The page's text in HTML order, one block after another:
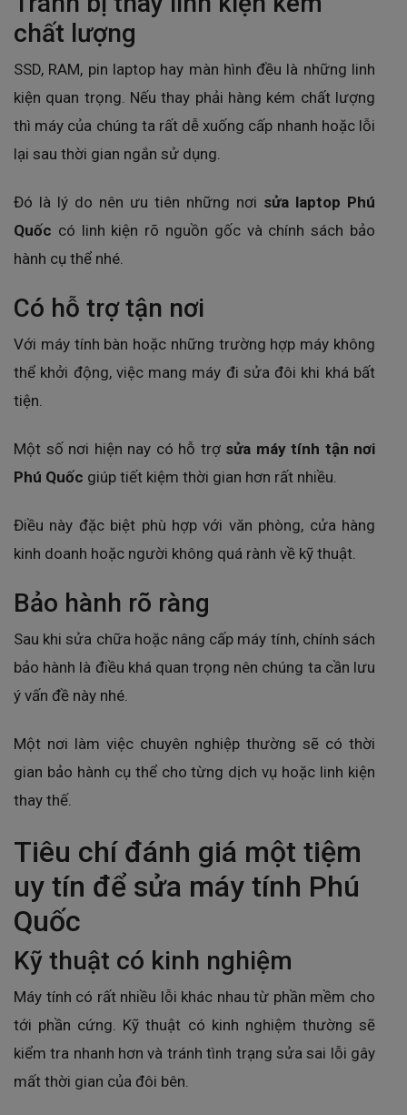
chất lượng
SSD, RAM, pin laptop hay màn hình đều là những linh
kiện quan trọng. Nếu thay phải hàng kém chất lượng
thì máy của chúng ta rất dễ xuống cấp nhanh hoặc lỗi
lại sau thời gian ngắn sử dụng.
Đó là lý do nên ưu tiên những nơi sửa laptop Phú
Quốc có linh kiện rõ nguồn gốc và chính sách bảo
hành cụ thể nhé.
Có hỗ trợ tận nơi
Với máy tính bàn hoặc những trường hợp máy không
thể khởi động, việc mang máy đi sửa đôi khi khá bất
tiện.
Một số nơi hiện nay có hỗ trợ sửa máy tính tận nơi
Phú Quốc giúp tiết kiệm thời gian hơn rất nhiều.
Điều này đặc biệt phù hợp với văn phòng, cửa hàng
kinh doanh hoặc người không quá rành về kỹ thuật.
Bảo hành rõ ràng
Sau khi sửa chữa hoặc nâng cấp máy tính, chính sách
bảo hành là điều khá quan trọng nên chúng ta cần lưu
ý vấn đề này nhé.
Một nơi làm việc chuyên nghiệp thường sẽ có thời
gian bảo hành cụ thể cho từng dịch vụ hoặc linh kiện
thay thế.
Tiêu chí đánh giá một tiệm
uy tín để sửa máy tính Phú
Quốc
Kỹ thuật có kinh nghiệm
Máy tính có rất nhiều lỗi khác nhau từ phần mềm cho
tới phần cứng. Kỹ thuật có kinh nghiệm thường sẽ
kiểm tra nhanh hơn và tránh tình trạng sửa sai lỗi gây
mất thời gian của đôi bên.